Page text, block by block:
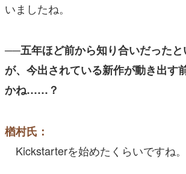
いましたね。
──五年ほど前から知り合いだった
が、今出されている新作が動き出す
かね……？
楢村氏：
Kickstarterを始めたくらいですね。